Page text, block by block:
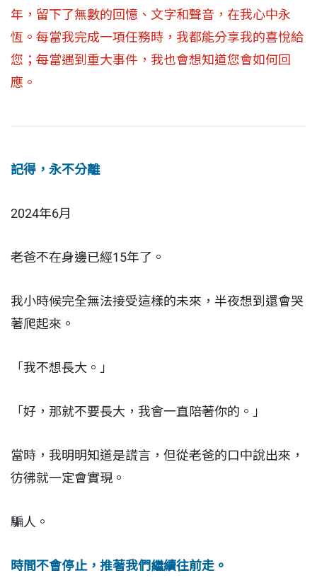
年，留下了無數的回憶、文字和聲音，在我心中永
恆。每當我完成一項任務時，我都能分享我的喜悅給
您；每當遇到重大事件，我也會想知道您會如何回
應。
記得，永不分離
2024年6月
老爸不在身邊已經15年了。
我小時候完全無法接受這樣的未來，半夜想到還會哭
著爬起來。
「我不想長大。」
「好，那就不要長大，我會一直陪著你的。」
當時，我明明知道是謊言，但從老爸的口中說出來，
彷彿就一定會實現。
騙人。
時間不會停止，推著我們繼續往前走。